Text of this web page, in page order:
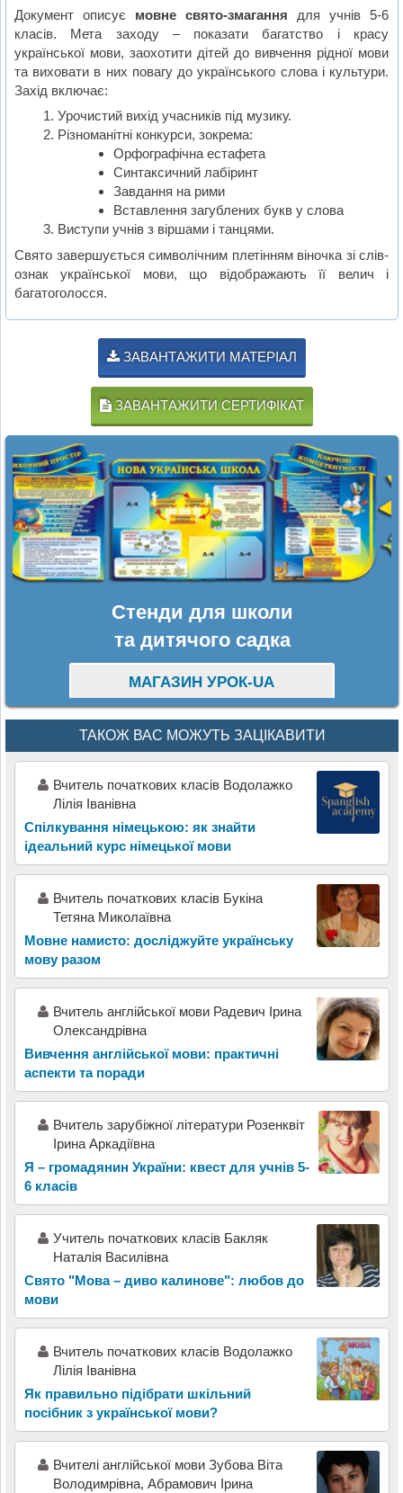
Документ описує мовне свято-змагання для учнів 5-6
класів. Мета заходу – показати багатство і красу
української мови, заохотити дітей до вивчення рідної мови
та виховати в них повагу до українського слова і культури.
Захід включає:
Урочистий вихід учасників під музику.
Різноманітні конкурси, зокрема:
Орфографічна естафета
Синтаксичний лабіринт
Завдання на рими
Вставлення загублених букв у слова
Виступи учнів з віршами і танцями.
Свято завершується символічним плетінням віночка зі слів-
ознак української мови, що відображають її велич і
багатоголосся.
ЗАВАНТАЖИТИ МАТЕРІАЛ
ЗАВАНТАЖИТИ СЕРТИФІКАТ
Стенди для школи
та дитячого садка
МАГАЗИН УРОК-UA
ТАКОЖ ВАС МОЖУТЬ ЗАЦІКАВИТИ
Вчитель початкових класів Водолажко
Лілія Іванівна
Спілкування німецькою: як знайти
ідеальний курс німецької мови
Вчитель початкових класів Букіна
Тетяна Миколаївна
Мовне намисто: досліджуйте українську
мову разом
Вчитель англійської мови Радевич Ірина
Олександрівна
Вивчення англійської мови: практичні
аспекти та поради
Вчитель зарубіжної літератури Розенквіт
Ірина Аркадіївна
Я – громадянин України: квест для учнів 5-
6 класів
Учитель початкових класів Бакляк
Наталія Василівна
Свято "Мова – диво калинове": любов до
мови
Вчитель початкових класів Водолажко
Лілія Іванівна
Як правильно підібрати шкільний
посібник з української мови?
Вчителі англійської мови Зубова Віта
Володимрівна, Абрамович Ірина